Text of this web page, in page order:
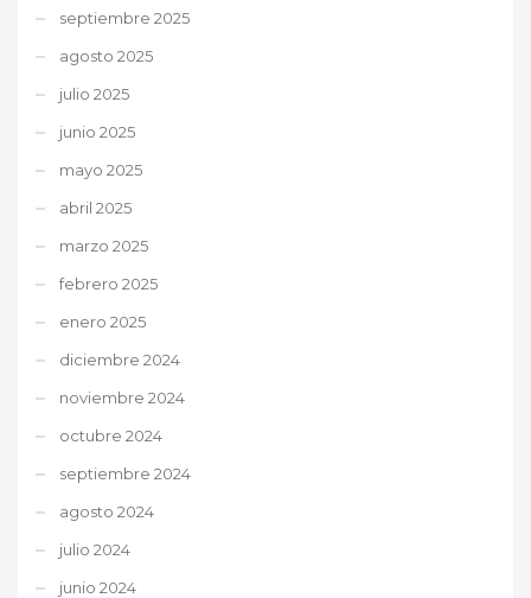
septiembre 2025
agosto 2025
julio 2025
junio 2025
mayo 2025
abril 2025
marzo 2025
febrero 2025
enero 2025
diciembre 2024
noviembre 2024
octubre 2024
septiembre 2024
agosto 2024
julio 2024
junio 2024